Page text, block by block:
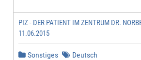
PIZ - DER PATIENT IM ZENTRUM DR.
11.06.2015
Sonstiges Deutsch